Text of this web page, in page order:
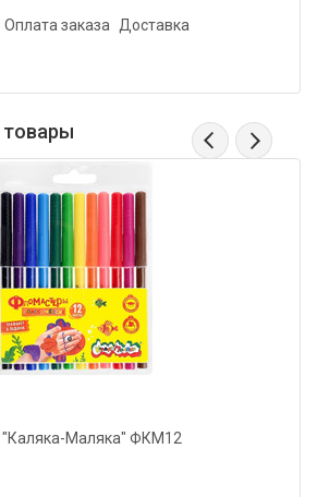
Оплата заказа Доставка
Маляка" ФКМ12